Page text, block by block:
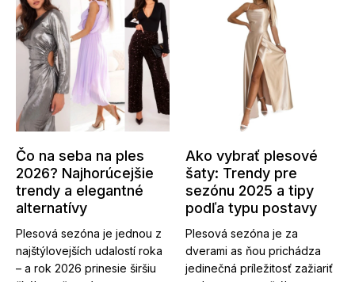
Čo na seba na ples
2026? Najhorúcejšie
trendy a elegantné
alternatívy
Plesová sezóna je jednou z
najštýlovejších udalostí roka
– a rok 2026 prinesie širšiu
Ako vybrať plesové
šaty: Trendy pre
sezónu 2025 a tipy
podľa typu postavy
Plesová sezóna je za
dverami as ňou prichádza
jedinečná príležitosť zažiariť